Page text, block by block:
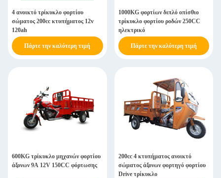
4 ανοικτό τρίκυκλο φορτίου
σώματος 200cc κτυπήματος 12v
120ah
Πάρτε την καλύτερη τιμή
1000KG φορτίων διπλό οπίσθιο
τρίκυκλο φορτίου ροδών 250CC
ηλεκτρικό
Πάρτε την καλύτερη τιμή
600KG τρίκυκλο μηχανών φορτίου
άξονων 9A 12V 150CC φόρτωσης
200cc 4 κτυπήματος ανοικτό
σώματος άξονων φορτηγό φορτίου
Drive τρίκυκλο